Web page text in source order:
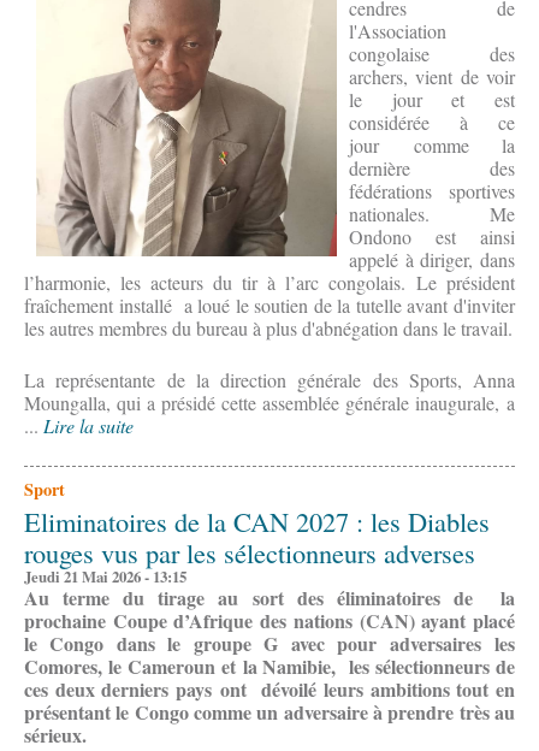
cendres de
l'Association
congolaise des
archers, vient de voir
le jour et est
considérée à ce
jour comme la
dernière des
fédérations sportives
nationales. Me
Ondono est ainsi
appelé à diriger, dans
l’harmonie, les acteurs du tir à l’arc congolais. Le président
fraîchement installé a loué le soutien de la tutelle avant d'inviter
les autres membres du bureau à plus d'abnégation dans le travail.
La représentante de la direction générale des Sports, Anna
Moungalla, qui a présidé cette assemblée générale inaugurale, a
... Lire la suite
Sport
Eliminatoires de la CAN 2027 : les Diables
rouges vus par les sélectionneurs adverses
Jeudi 21 Mai 2026 - 13:15
Au terme du tirage au sort des éliminatoires de la
prochaine Coupe d’Afrique des nations (CAN) ayant placé
le Congo dans le groupe G avec pour adversaires les
Comores, le Cameroun et la Namibie, les sélectionneurs de
ces deux derniers pays ont dévoilé leurs ambitions tout en
présentant le Congo comme un adversaire à prendre très au
sérieux.